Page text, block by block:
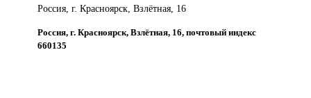
Россия, г. Красноярск, Взлётная, 16
Россия, г. Красноярск, Взлётная, 16, почтовый индекс
660135